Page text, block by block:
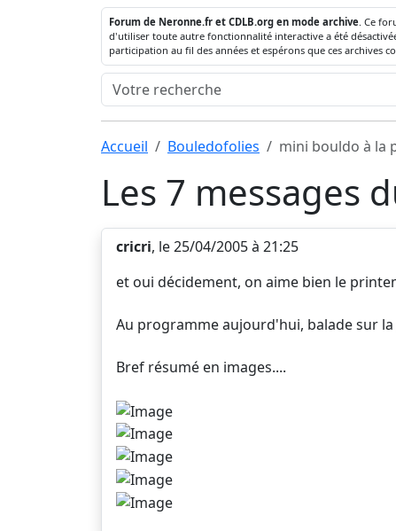
Forum de Neronne.fr et CDLB.org en mode archive. Ce
d'utiliser toute autre fonctionnalité interactive a été
participation au fil des années et espérons que ces archives
Accueil Bouledofolies mini bouldo à la
Les 7 messages
cricri, le 25/04/2005 à 21:25
et oui décidement, on aime bien le
Au programme aujourd'hui, balade sur
Bref résumé en images....